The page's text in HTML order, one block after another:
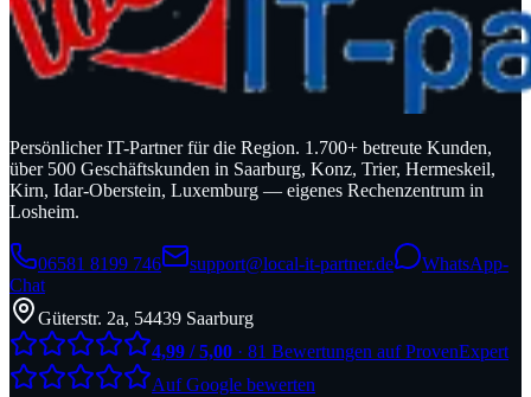
Persönlicher IT-Partner für die Region. 1.700+ betreute Kunden,
über 500 Geschäftskunden in Saarburg, Konz, Trier, Hermeskeil,
Kirn, Idar-Oberstein, Luxemburg — eigenes Rechenzentrum in
Losheim.
06581 8199 746 support@local-it-partner.de
WhatsApp-
Chat
Güterstr. 2a, 54439 Saarburg
4,99 / 5,00 · 81 Bewertungen auf ProvenExpert
Auf Google bewerten